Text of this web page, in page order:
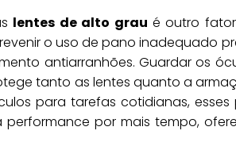
lentes de alto grau é outro fator
o uso de pano inadequado
antiarranhões. Guardar os
tanto as lentes quanto a
para tarefas cotidianas,
performance por mais tempo,